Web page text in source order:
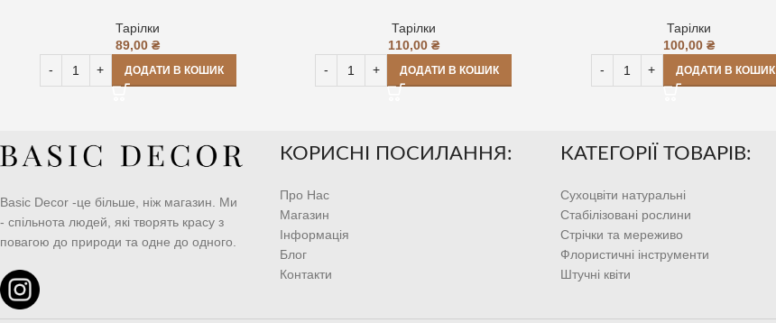
Тарілки
89,00₴
ДОДАТИ В КОШИК
Тарілки
110,00 ₴
ДОДАТИ В КОШИК
Тарілки
100,00₴
ДОДАТИ В КОШИК
Basic Decor -це більше, ніж магазин. Ми
- спільнота людей, які творять красу з
повагою до природи та одне до одного.
КОРИСНІ ПОСИЛАННЯ:
Про Нас
Магазин
Інформація
Блог
Контакти
КАТЕГОРІЇ ТОВАРІВ:
Сухоцвіти натуральні
Стабілізовані рослини
Стрічки та мереживо
Флористичні інструменти
Штучні квіти